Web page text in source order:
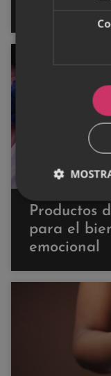
80% de las
Productos
para el
emocional